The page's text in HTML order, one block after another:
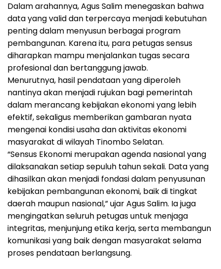
Dalam arahannya, Agus Salim menegaskan bahwa
data yang valid dan terpercaya menjadi kebutuhan
penting dalam menyusun berbagai program
pembangunan. Karena itu, para petugas sensus
diharapkan mampu menjalankan tugas secara
profesional dan bertanggung jawab.
Menurutnya, hasil pendataan yang diperoleh
nantinya akan menjadi rujukan bagi pemerintah
dalam merancang kebijakan ekonomi yang lebih
efektif, sekaligus memberikan gambaran nyata
mengenai kondisi usaha dan aktivitas ekonomi
masyarakat di wilayah Tinombo Selatan.
“Sensus Ekonomi merupakan agenda nasional yang
dilaksanakan setiap sepuluh tahun sekali. Data yang
dihasilkan akan menjadi fondasi dalam penyusunan
kebijakan pembangunan ekonomi, baik di tingkat
daerah maupun nasional,” ujar Agus Salim. Ia juga
mengingatkan seluruh petugas untuk menjaga
integritas, menjunjung etika kerja, serta membangun
komunikasi yang baik dengan masyarakat selama
proses pendataan berlangsung.